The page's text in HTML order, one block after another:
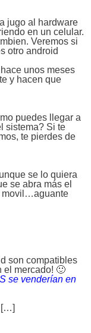
jugo al hardware
en un celular.
Veremos si
otro android
unos meses
y hacen que
puedes llegar a
sistema? Si te
te pierdes de
se lo quiera
se abra más el
movil…aguante
son compatibles
el mercado! 🙂
se venderían en
[…]